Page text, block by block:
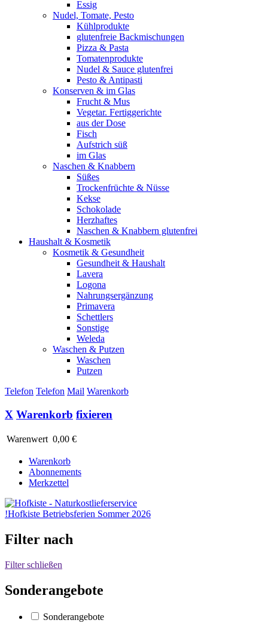
Essig
Nudel, Tomate, Pesto
Kühlprodukte
glutenfreie Backmischungen
Pizza & Pasta
Tomatenprodukte
Nudel & Sauce glutenfrei
Pesto & Antipasti
Konserven & im Glas
Frucht & Mus
Vegetar. Fertiggerichte
aus der Dose
Fisch
Aufstrich süß
im Glas
Naschen & Knabbern
Süßes
Trockenfrüchte & Nüsse
Kekse
Schokolade
Herzhaftes
Naschen & Knabbern glutenfrei
Haushalt & Kosmetik
Kosmetik & Gesundheit
Gesundheit & Haushalt
Lavera
Logona
Nahrungsergänzung
Primavera
Schettlers
Sonstige
Weleda
Waschen & Putzen
Waschen
Putzen
Telefon Telefon Mail Warenkorb
X Warenkorb fixieren
Warenwert 0,00 €
Warenkorb
Abonnements
Merkzettel
!Hofkiste Betriebsferien Sommer 2026
Filter nach
Filter schließen
Sonderangebote
Sonderangebote